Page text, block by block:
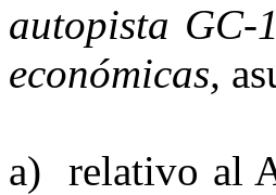
autopista GC-
económicas,
a) relativo al